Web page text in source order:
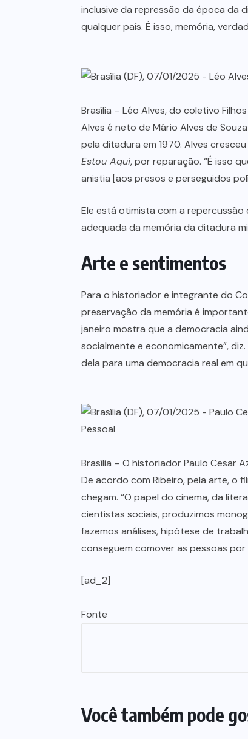
inclusive da repressão da época da
qualquer país. É isso, memória,
Brasília – Léo Alves, do coletivo
Alves é neto de Mário Alves de
pela ditadura em 1970. Alves
Estou Aqui, por reparação. “É isso
anistia [aos presos e perseguidos
Ele está otimista com a
adequada da memória da ditadura
Arte e sentimentos
Para o historiador e integrante do
preservação da memória é
janeiro mostra que a democracia
socialmente e economicamente”,
dela para uma democracia real em
Brasília – O historiador Paulo Cesar
De acordo com Ribeiro, pela arte, o
chegam. “O papel do cinema, da
cientistas sociais, produzimos
fazemos análises, hipótese de
conseguem comover as pessoas
[ad_2]
Fonte
Você também pode